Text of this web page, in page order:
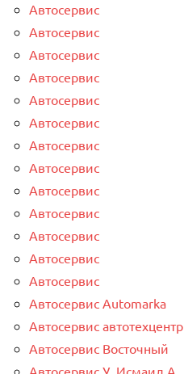
Автосервис
Автосервис
Автосервис
Автосервис
Автосервис
Автосервис
Автосервис
Автосервис
Автосервис
Автосервис
Автосервис
Автосервис
Автосервис
Автосервис Automarka
Автосервис автотехцентр
Автосервис Восточный